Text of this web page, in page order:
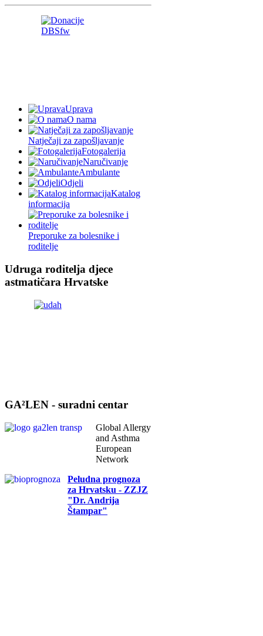
Uprava
O nama
Natječaji za zapošljavanje
Fotogalerija
Naručivanje
Ambulante
Odjeli
Katalog
informacija
Preporuke za bolesnike i
roditelje
Udruga roditelja djece
astmatičara Hrvatske
GA²LEN - suradni centar
Global Allergy
and Asthma
European
Network
Peludna prognoza
za Hrvatsku - ZZJZ
"Dr. Andrija
Štampar"